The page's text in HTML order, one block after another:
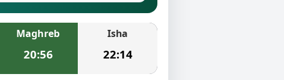
Maghreb
20:56
Isha
22:14